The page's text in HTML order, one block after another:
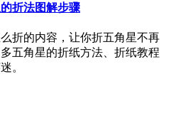
折法图解步骤
折的内容，让你折五角星不再
五角星的折纸方法、折纸教程
。